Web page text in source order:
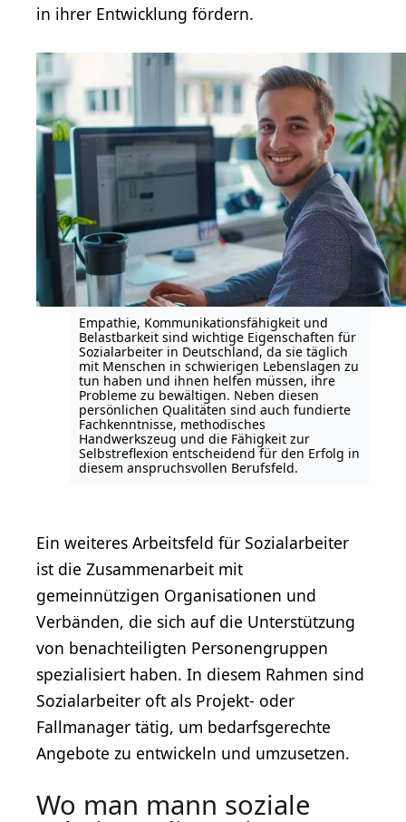
in ihrer Entwicklung fördern.
Empathie, Kommunikationsfähigkeit und
Belastbarkeit sind wichtige Eigenschaften für
Sozialarbeiter in Deutschland, da sie täglich
mit Menschen in schwierigen Lebenslagen zu
tun haben und ihnen helfen müssen, ihre
Probleme zu bewältigen. Neben diesen
persönlichen Qualitäten sind auch fundierte
Fachkenntnisse, methodisches
Handwerkszeug und die Fähigkeit zur
Selbstreflexion entscheidend für den Erfolg in
diesem anspruchsvollen Berufsfeld.
Ein weiteres Arbeitsfeld für Sozialarbeiter
ist die Zusammenarbeit mit
gemeinnützigen Organisationen und
Verbänden, die sich auf die Unterstützung
von benachteiligten Personengruppen
spezialisiert haben. In diesem Rahmen sind
Sozialarbeiter oft als Projekt- oder
Fallmanager tätig, um bedarfsgerechte
Angebote zu entwickeln und umzusetzen.
Wo man mann soziale